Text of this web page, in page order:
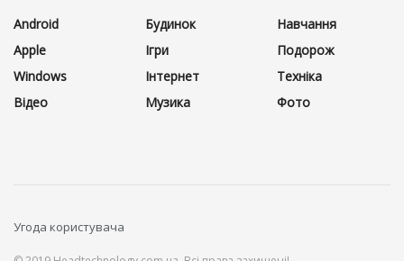
Android
Apple
Windows
Відео
Будинок
Ігри
Інтернет
Музика
Навчання
Подорож
Техніка
Фото
Угода користувача